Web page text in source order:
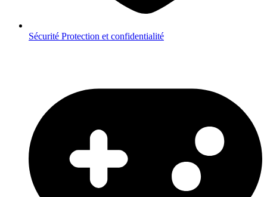
Sécurité Protection et confidentialité